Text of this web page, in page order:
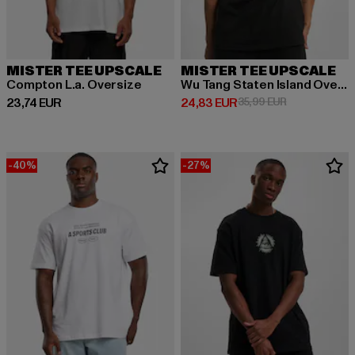
MISTER TEE UPSCALE
Compton L.a. Oversize
23,74 EUR
Derzeitiger Preis: 23,74 EUR
MISTER TEE UPSCALE
Wu Tang Staten Island Oversize
24,83 EUR
Derzeitiger Preis: 24,83 EUR
35,99 EURAktionspreis:
-40% -27%